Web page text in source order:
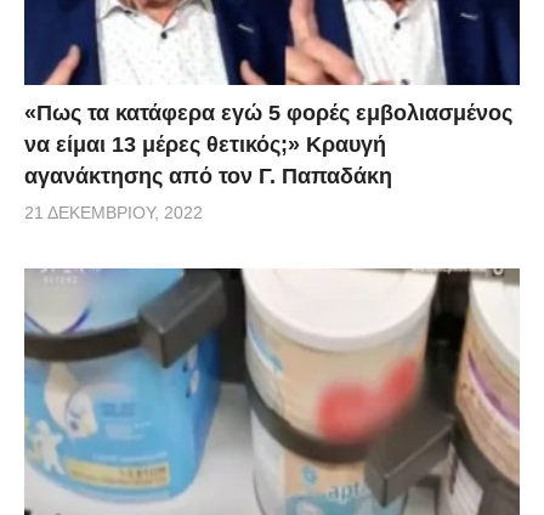
«Πως τα κατάφερα εγώ 5 φορές εμβoλιασμένος
να είμαι 13 μέρες θετικός;» Κραυγή
αγανάκτησης από τον Γ. Παπαδάκη
21 ΔΕΚΕΜΒΡΊΟΥ, 2022